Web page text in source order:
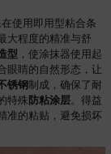
使用即用型粘合条
大程度的精准与舒
型 ，使涂抹器使用起
眼睛的自然形态，让
锈钢制成，确保了耐
特殊 防粘涂层。得益
准的粘贴，避免损坏